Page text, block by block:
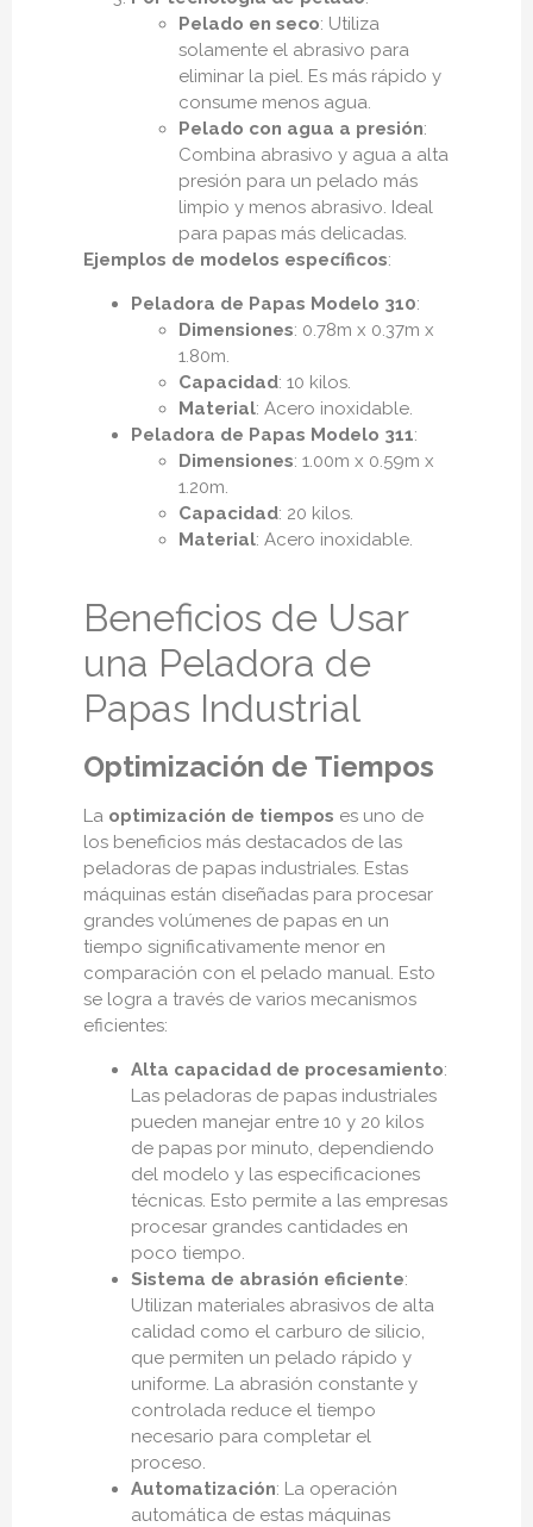
Pelado en seco: Utiliza
solamente el abrasivo para
eliminar la piel. Es más rápido y
consume menos agua.
Pelado con agua a presión:
Combina abrasivo y agua a alta
presión para un pelado más
limpio y menos abrasivo. Ideal
para papas más delicadas.
Ejemplos de modelos específicos:
Peladora de Papas Modelo 310:
Dimensiones: 0.78m x 0.37m x
1.80m.
Capacidad: 10 kilos.
Material: Acero inoxidable.
Peladora de Papas Modelo 311:
Dimensiones: 1.00m x 0.59m x
1.20m.
Capacidad: 20 kilos.
Material: Acero inoxidable.
Beneficios de Usar
una Peladora de
Papas Industrial
Optimización de Tiempos
La optimización de tiempos es uno de
los beneficios más destacados de las
peladoras de papas industriales. Estas
máquinas están diseñadas para procesar
grandes volúmenes de papas en un
tiempo significativamente menor en
comparación con el pelado manual. Esto
se logra a través de varios mecanismos
eficientes:
Alta capacidad de procesamiento:
Las peladoras de papas industriales
pueden manejar entre 10 y 20 kilos
de papas por minuto, dependiendo
del modelo y las especificaciones
técnicas. Esto permite a las empresas
procesar grandes cantidades en
poco tiempo.
Sistema de abrasión eficiente:
Utilizan materiales abrasivos de alta
calidad como el carburo de silicio,
que permiten un pelado rápido y
uniforme. La abrasión constante y
controlada reduce el tiempo
necesario para completar el
proceso.
Automatización: La operación
automática de estas máquinas